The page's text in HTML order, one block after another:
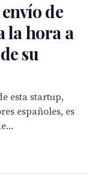
de
la hora a
su
startup,
españoles, es